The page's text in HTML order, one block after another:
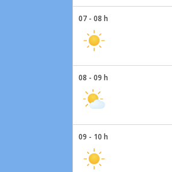
07 - 08 h
08 - 09 h
09 - 10 h